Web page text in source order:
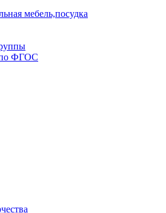
мебель,посудка
по ФГОС